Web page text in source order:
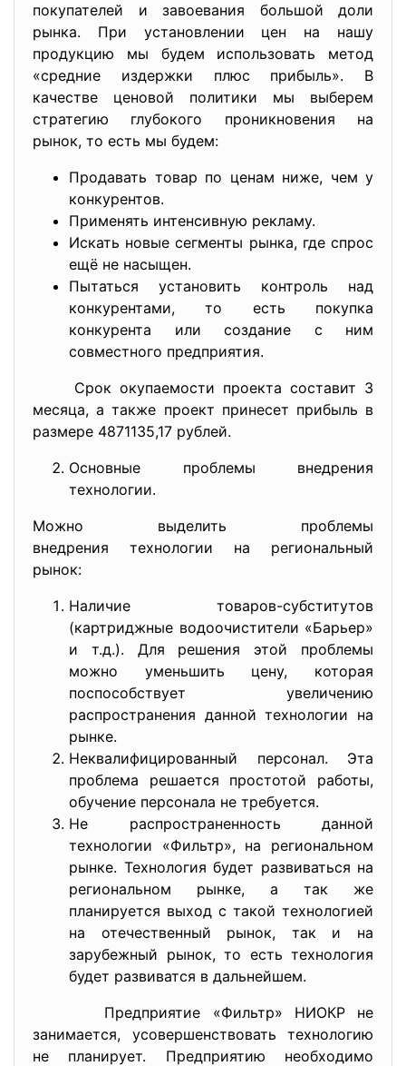
покупателей и завоевания большой доли
рынка. При установлении цен на нашу
продукцию мы будем использовать метод
«средние издержки плюс прибыль». В
качестве ценовой политики мы выберем
стратегию глубокого проникновения на
рынок, то есть мы будем:
Продавать товар по ценам ниже, чем у
конкурентов.
Применять интенсивную рекламу.
Искать новые сегменты рынка, где спрос
ещё не насыщен.
Пытаться установить контроль над
конкурентами, то есть покупка
конкурента или создание с ним
совместного предприятия.
Срок окупаемости проекта составит 3
месяца, а также проект принесет прибыль в
размере 4871135,17 рублей.
Основные проблемы внедрения
технологии.
Можно выделить проблемы
внедрения технологии на региональный
рынок:
Наличие товаров-субститутов
(картриджные водоочистители «Барьер»
и т.д.). Для решения этой проблемы
можно уменьшить цену, которая
поспособствует увеличению
распространения данной технологии на
рынке.
Неквалифицированный персонал. Эта
проблема решается простотой работы,
обучение персонала не требуется.
Не распространенность данной
технологии «Фильтр», на региональном
рынке. Технология будет развиваться на
региональном рынке, а так же
планируется выход с такой технологией
на отечественный рынок, так и на
зарубежный рынок, то есть технология
будет развиватся в дальнейшем.
Предприятие «Фильтр» НИОКР не
занимается, усовершенствовать технологию
не планирует. Предприятию необходимо